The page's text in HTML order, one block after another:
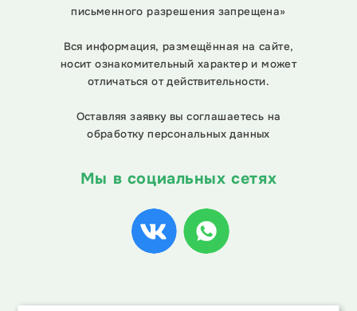
Мы в социальных сетях
письменного разрешения запрещена»
Вся информация, размещённая на сайте,
носит ознакомительный характер и может
отличаться от действительности.
Оставляя заявку вы соглашаетесь на
обработку персональных данных